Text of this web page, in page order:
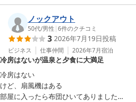
ノックアウト
50代/男性 |6件のクチコミ
3 2026年7月19日投稿
ビジネス 仕事仲間 2026年7月宿泊
冷房はないが温泉と夕食に大満足
冷房はない
けど、扇風機はある
部屋に入ったら布団ひいてありました